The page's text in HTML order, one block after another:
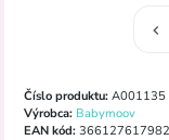
Číslo produktu:A001135
Výrobca: Babymoov
EAN kód: